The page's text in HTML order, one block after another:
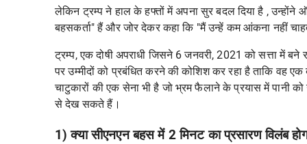
लेकिन ट्रम्प नेहाल के हफ्तोंमें अपना सुर बदल दिया है , उन्होंने
बहसकर्ता" हैं और जोर देकर कहा कि "मैं उन्हें कम आंकना नहीं
ट्रम्प, एक दोषी अपराधी जिसने 6 जनवरी, 2021 को सत्ता में
पर उम्मीदों को प्रबंधित करने की कोशिश कर रहा है ताकि
चाटुकारों की एक सेना भी है जो भ्रम फैलाने के प्रयास में पानी
से देख सकते हैं।
1) क्या सीएनएन बहस में 2 मिनट का प्रसारण विलंब